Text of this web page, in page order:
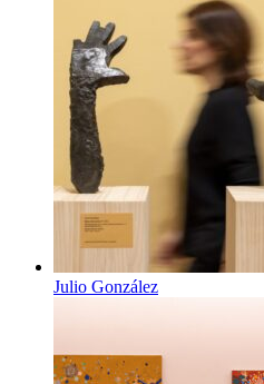
Julio González